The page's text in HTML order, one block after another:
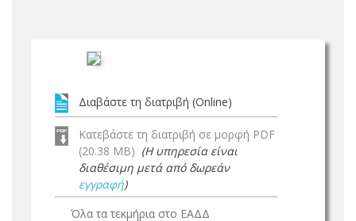
Διαβάστε τη διατριβή (Online)
Κατεβάστε τη διατριβή σε μορφή PDF
(20.38 MB) (Η υπηρεσία είναι
διαθέσιμη μετά από δωρεάν
εγγραφή)
Όλα τα τεκμήρια στο ΕΑΔΔ